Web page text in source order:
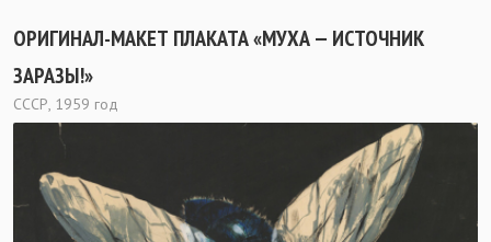
ОРИГИНАЛ-МАКЕТ ПЛАКАТА «МУХА — ИСТОЧНИК
ЗАРАЗЫ!»
СССР, 1959 год